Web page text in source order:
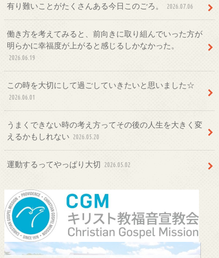
有り難いことがたくさんある今日このごろ。 2026.07.06
働き方を考えてみると、前向きに取り組んでいった方が
明らかに幸福度が上がると感じるしかなかった。
2026.06.19
この時を大切にして過ごしていきたいと思いました☆
2026.06.01
うまくできない時の考え方ってその後の人生を大きく変
えるかもしれない 2026.05.20
運動するってやっぱり大切 2026.05.02